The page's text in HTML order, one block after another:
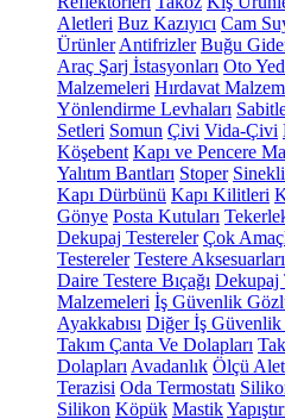
Aletleri Buz Kazıyıcı Cam
Ürünler Antifrizler Buğu
Araç Şarj İstasyonları Oto
Malzemeleri Hırdavat
Yönlendirme Levhaları
Setleri Somun Çivi Vida-Çivi
Köşebent Kapı ve Pencere
Yalıtım Bantları Stoper
Kapı Dürbünü Kapı Kilitleri
Gönye Posta Kutuları
Dekupaj Testereler Çok
Testereler Testere Aksesuarları
Daire Testere Bıçağı Dekupaj
Malzemeleri İş Güvenlik
Ayakkabısı Diğer İş
Takım Çanta Ve Dolapları
Dolapları Avadanlık Ölçü
Terazisi Oda Termostatı
Silikon Köpük Mastik